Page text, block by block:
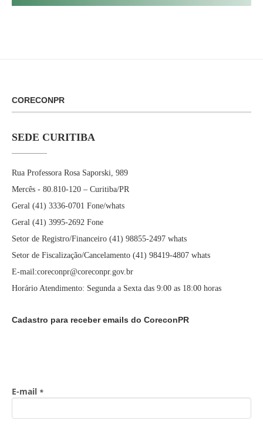
CORECONPR
SEDE CURITIBA
Rua Professora Rosa Saporski, 989
Mercês - 80.810-120 – Curitiba/PR
Geral (41) 3336-0701 Fone/whats
Geral (41) 3995-2692 Fone
Setor de Registro/Financeiro (41) 98855-2497 whats
Setor de Fiscalização/Cancelamento (41) 98419-4807 whats
E-mail:coreconpr@coreconpr.gov.br
Horário Atendimento: Segunda a Sexta das 9:00 as 18:00 horas
Cadastro para receber emails do CoreconPR